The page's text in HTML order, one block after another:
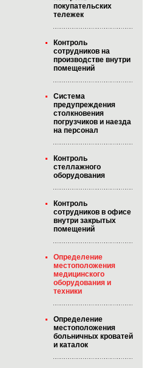
покупательских
тележек
Контроль
сотрудников на
производстве внутри
помещений
Система
предупреждения
столкновения
погрузчиков и наезда
на персонал
Контроль
стеллажного
оборудования
Контроль
сотрудников в офисе
внутри закрытых
помещений
Определение
местоположения
медицинского
оборудования и
техники
Определение
местоположения
больничных кроватей
и каталок